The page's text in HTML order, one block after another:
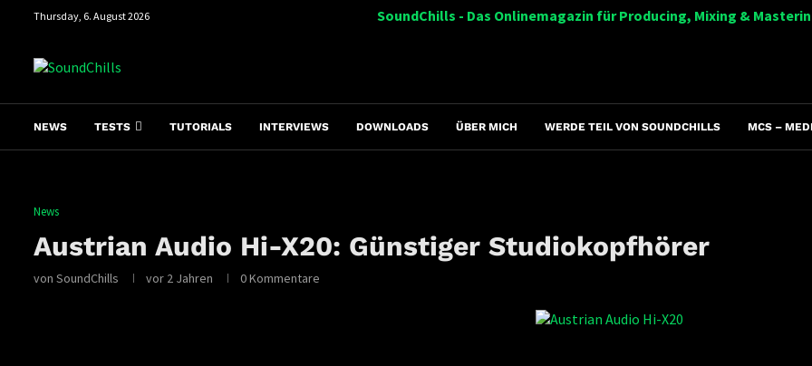
Thursday, 6. August 2026 SoundChills - Das Onlinemagazin für Producing, Mixing &
NEWS TESTS TUTORIALS INTERVIEWS DOWNLOADS ÜBER MICH WERDE TEIL VON SOUNDCHILLS MCS –
News
Austrian Audio Hi-X20: Günstiger Studiokopfhörer
von SoundChills vor 2 Jahren 0 Kommentare